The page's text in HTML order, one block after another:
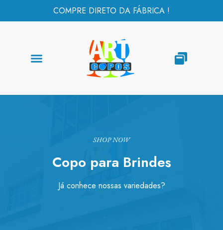
COMPRE DIRETO DA FÁBRICA !
SHOP NOW
Copo para Brindes
Já conhece nossas variedades?